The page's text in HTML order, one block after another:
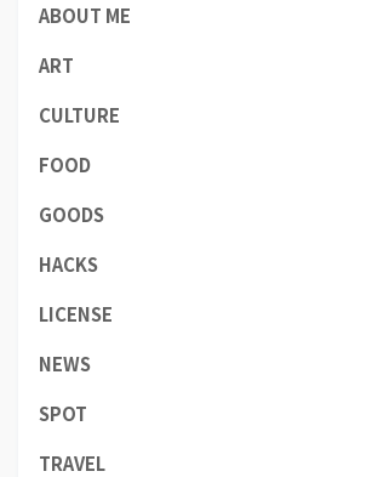
ABOUT ME
ART
CULTURE
FOOD
GOODS
HACKS
LICENSE
NEWS
SPOT
TRAVEL